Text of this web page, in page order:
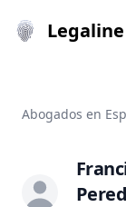
Legaline
Abogados en